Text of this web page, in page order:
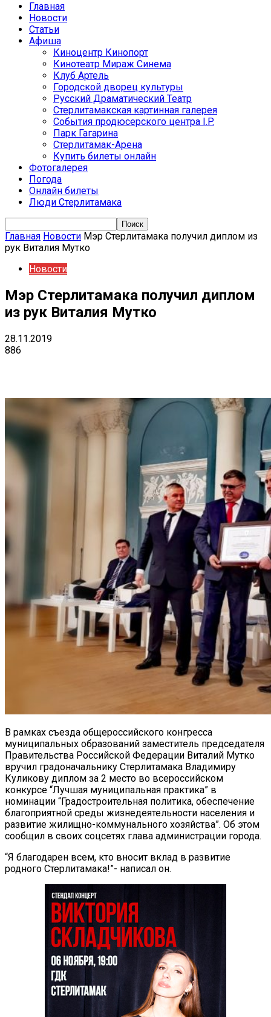
Главная
Новости
Статьи
Афиша
Киноцентр Кинопорт
Кинотеатр Мираж Синема
Клуб Артель
Городской дворец культуры
Русский Драматический Театр
Стерлитамакская картинная галерея
События продюсерского центра I.P.
Парк Гагарина
Стерлитамак-Арена
Купить билеты онлайн
Фотогалерея
Погода
Онлайн билеты
Люди Стерлитамака
Главная Новости Мэр Стерлитамака получил диплом из
рук Виталия Мутко
Новости
Мэр Стерлитамака получил диплом
из рук Виталия Мутко
28.11.2019
886
В рамках съезда общероссийского конгресса
муниципальных образований заместитель председателя
Правительства Российской Федерации Виталий Мутко
вручил градоначальнику Стерлитамака Владимиру
Куликову диплом за 2 место во всероссийском
конкурсе “Лучшая муниципальная практика” в
номинации “Градостроительная политика, обеспечение
благоприятной среды жизнедеятельности населения и
развитие жилищно-коммунального хозяйства”. Об этом
сообщил в своих соцсетях глава администрации города.
“Я благодарен всем, кто вносит вклад в развитие
родного Стерлитамака!”- написал он.